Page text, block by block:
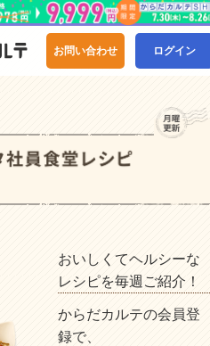
お問い合わせ ログイン
おいしくてヘルシーな
レシピを毎週ご紹介！
からだカルテの会員登
録で、